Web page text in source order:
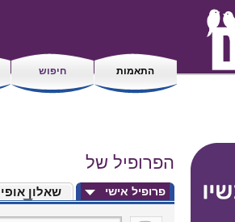
התאמות חיפוש
הפרופיל של
פרופיל אישי שאלון אופי